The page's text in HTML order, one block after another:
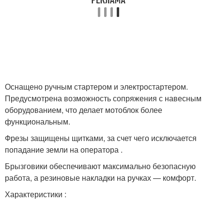
Оснащено ручным стартером и электростартером.
Предусмотрена возможность сопряжения с навесным
оборудованием, что делает мотоблок более
функциональным.
Фрезы защищены щитками, за счет чего исключается
попадание земли на оператора .
Брызговики обеспечивают максимально безопасную
работа, а резиновые накладки на ручках — комфорт.
Характеристики :